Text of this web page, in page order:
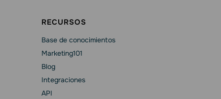
RECURSOS
Base de conocimientos
Marketing101
Blog
Integraciones
API